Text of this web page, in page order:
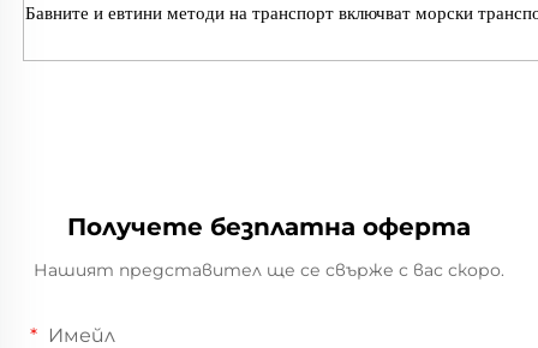
Бавните и евтини методи на транспорт включват морски
Получете безплатна оферта
Нашият представител ще се свърже с вас скоро.
Имейл